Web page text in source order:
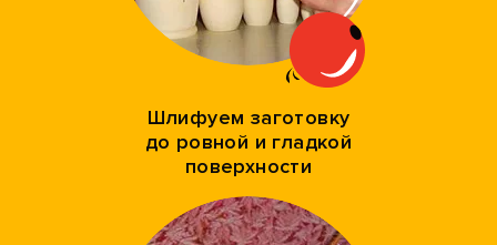
Шлифуем заготовку
до ровной и гладкой
поверхности